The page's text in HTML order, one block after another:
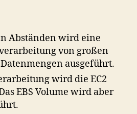
Abständen wird eine
von großen
ausgeführt.
wird die EC2
EBS Volume wird aber